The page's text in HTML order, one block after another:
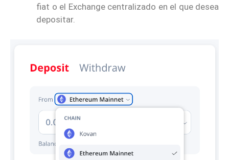
fiat o el Exchange centralizado en el que desea
depositar.